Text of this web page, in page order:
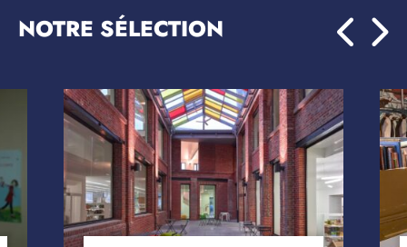
NOTRE SÉLECTION